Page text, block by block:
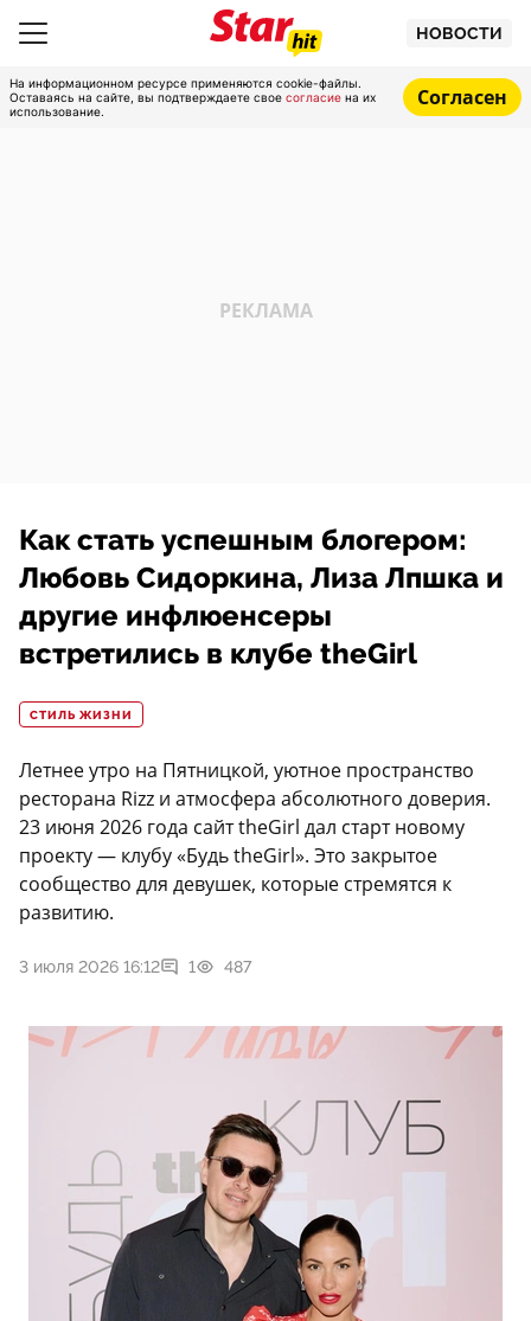
НОВОСТИ
На информационном ресурсе применяются cookie-файлы.
Оставаясь на сайте, вы подтверждаете свое согласие на их
использование.
Согласен
Как стать успешным блогером:
Любовь Сидоркина, Лиза Лпшка и
другие инфлюенсеры
встретились в клубе theGirl
СТИЛЬ ЖИЗНИ
Летнее утро на Пятницкой, уютное пространство
ресторана Rizz и атмосфера абсолютного доверия.
23 июня 2026 года сайт theGirl дал старт новому
проекту — клубу «Будь theGirl». Это закрытое
сообщество для девушек, которые стремятся к
развитию.
3 июля 2026 16:12 1 487